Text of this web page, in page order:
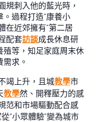
規刺入他的藍光時，
過程打造“康養小
在近郊擁有“第二居
配套訪談成長休息研
殖等，知足家庭周末休
求。
竭上升，且城教學市
教學然、開釋壓力的感
范和市場驅動配合感
“小眾體驗”變為城市